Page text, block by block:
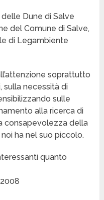
Dune di Salve
del Comune di Salve,
di Legambiente
soprattutto
sulla necessità di
sulle
alla ricerca di
consapevolezza della
ha nel suo piccolo.
quanto